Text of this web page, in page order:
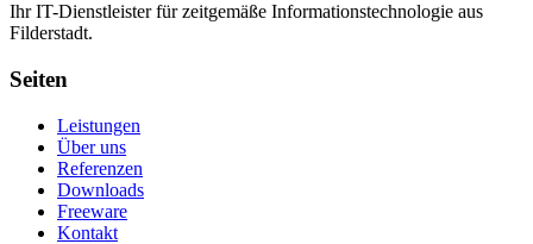
Ihr IT-Dienstleister für zeitgemäße Informationstechnologie aus
Filderstadt.
Seiten
Leistungen
Über uns
Referenzen
Downloads
Freeware
Kontakt